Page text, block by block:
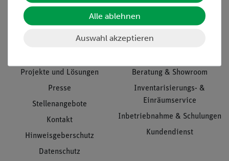
Informationen
Projekte und Lösungen
Presse
Stellenangebote
Kontakt
Hinweisgeberschutz
Datenschutz
Service
Beratung & Showroom
Inventarisierungs- &
Einräumservice
Inbetriebnahme & Schulungen
Kundendienst
Alle ablehnen
Auswahl akzeptieren